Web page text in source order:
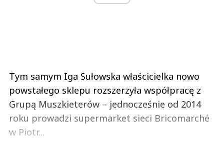
Tym samym Iga Sułowska właścicielka nowo
powstałego sklepu rozszerzyła współpracę z
Grupą Muszkieterów – jednocześnie od 2014
roku prowadzi supermarket sieci Bricomarché
w Piotr...